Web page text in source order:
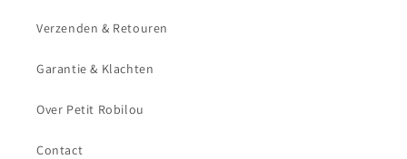
Verzenden & Retouren
Garantie & Klachten
Over Petit Robilou
Contact